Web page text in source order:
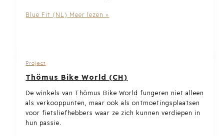
Blue Fit (NL) Meer lezen »
Project
Thömus Bike World (CH)
De winkels van Thömus Bike World fungeren niet alleen
als verkooppunten, maar ook als ontmoetingsplaatsen
voor fietsliefhebbers waar ze zich kunnen verdiepen in
hun passie.